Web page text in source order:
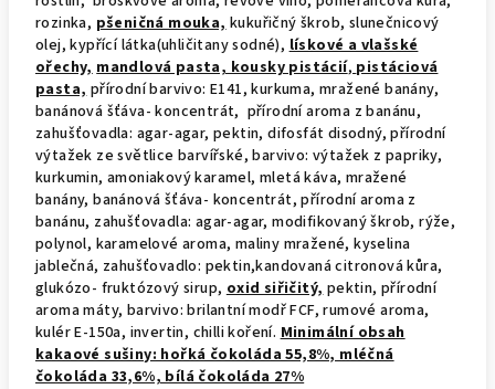
rozinka, pšeničná mouka,kukuřičný škrob, slunečnicový
olej, kypřící látka(uhličitany sodné),lískové a vlašské
ořechy,mandlová pasta, kousky pistácií,pistáciová
pasta,přírodní barvivo: E141, kurkuma, mražené banány,
banánová šťáva- koncentrát, přírodní aroma z banánu,
zahušťovadla: agar-agar, pektin, difosfát disodný, přírodní
výtažek ze světlice barvířské, barvivo: výtažek z papriky,
kurkumin, amoniakový karamel, mletá káva, mražené
banány, banánová šťáva- koncentrát, přírodní aroma z
banánu, zahušťovadla: agar-agar, modifikovaný škrob, rýže,
polynol, karamelové aroma, maliny mražené, kyselina
jablečná, zahušťovadlo: pektin,kandovaná citronová kůra,
glukózo- fruktózový sirup,oxid siřičitý,pektin, přírodní
aroma máty, barvivo: brilantní modř FCF, rumové aroma,
kulér E-150a, invertin, chilli koření.Minimální obsah
kakaové sušiny: hořká čokoláda 55,8%, mléčná
čokoláda 33,6%, bílá čokoláda 27%